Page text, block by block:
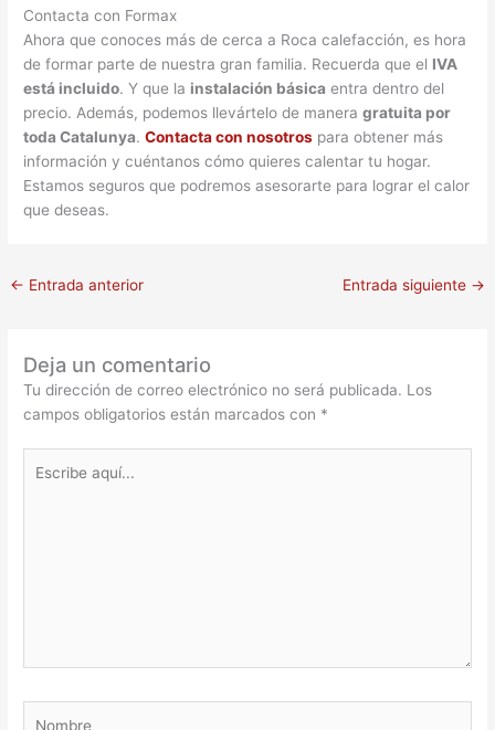
Contacta con Formax
Ahora que conoces más de cerca a Roca calefacción, es hora
de formar parte de nuestra gran familia. Recuerda que el IVA
está incluido. Y que la instalación básica entra dentro del
precio. Además, podemos llevártelo de maneragratuita por
toda Catalunya.Contacta con nosotros para obtener más
información y cuéntanos cómo quieres calentar tu hogar.
Estamos seguros que podremos asesorarte para lograr el calor
que deseas.
← Entrada anterior Entrada siguiente →
Deja un comentario
Tu dirección de correo electrónico no será publicada. Los
campos obligatorios están marcados con *
aquí...